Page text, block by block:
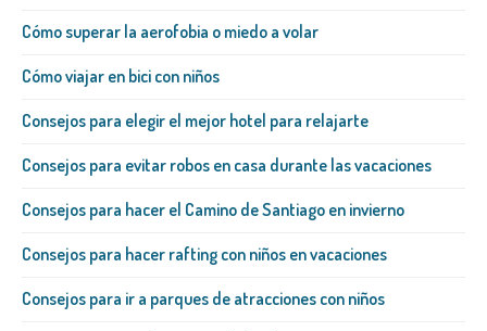
Cómo superar la aerofobia o miedo a volar
Cómo viajar en bici con niños
Consejos para elegir el mejor hotel para relajarte
Consejos para evitar robos en casa durante las vacaciones
Consejos para hacer el Camino de Santiago en invierno
Consejos para hacer rafting con niños en vacaciones
Consejos para ir a parques de atracciones con niños